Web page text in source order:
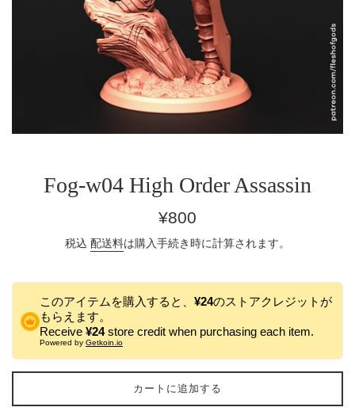
Fog-w04 High Order Assassin
通
価
¥800
税込 配送料は購入手続き時に計算されます。
このアイテムを購入すると、 ¥24のストアクレジットが
もらえます。
Receive ¥24store credit when purchasing each item.
Powered by Getkoin.io
カートに追加する